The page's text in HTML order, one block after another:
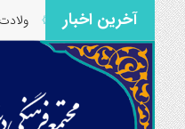
آخرین اخبار
۞ ولادت